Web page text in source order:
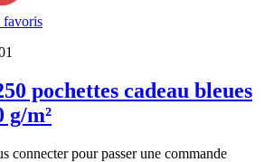
favoris
pochettes cadeau bleues
g/m²
connecter pour passer une commande